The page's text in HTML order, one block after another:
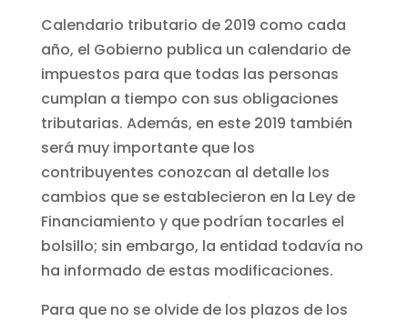
Calendario tributario de 2019 como cada
año, el Gobierno publica un calendario de
impuestos para que todas las personas
cumplan a tiempo con sus obligaciones
tributarias. Además, en este 2019 también
será muy importante que los
contribuyentes conozcan al detalle los
cambios que se establecieron en la Ley de
Financiamiento y que podrían tocarles el
bolsillo; sin embargo, la entidad todavía no
ha informado de estas modificaciones.
Para que no se olvide de los plazos de los